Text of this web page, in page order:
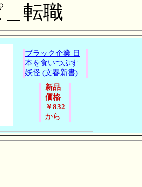
転職
ブラック企業 日
本を食いつぶす
妖怪 (文春新書)
新品
価格
￥832
から